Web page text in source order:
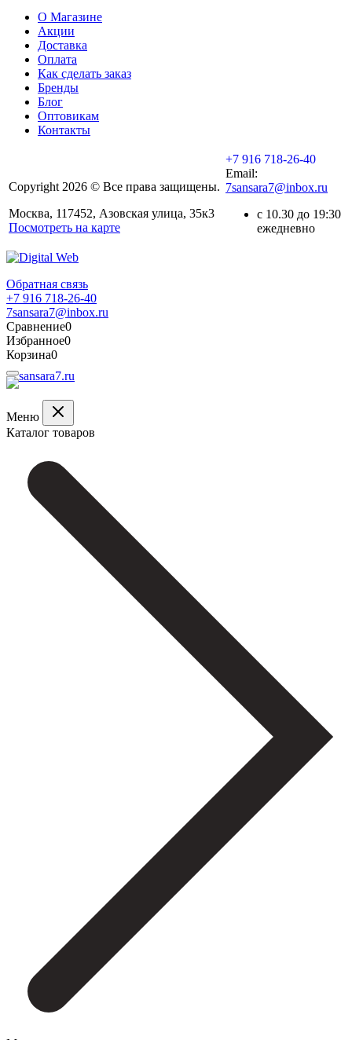
О Магазине
Акции
Доставка
Оплата
Как сделать заказ
Бренды
Блог
Оптовикам
Контакты
Copyright 2026 © Все права защищены.
Москва, 117452, Азовская улица, 35к3
Посмотреть на карте
+7 916 718-26-40
Email:
7sansara7@inbox.ru
с 10.30 до 19:30
ежедневно
Обратная связь
+7 916 718-26-40
7sansara7@inbox.ru
Сравнение0
Избранное0
Корзина0
Меню
Каталог товаров